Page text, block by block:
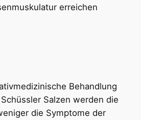
erreichen
Behandlung
Salzen werden die
die Symptome der